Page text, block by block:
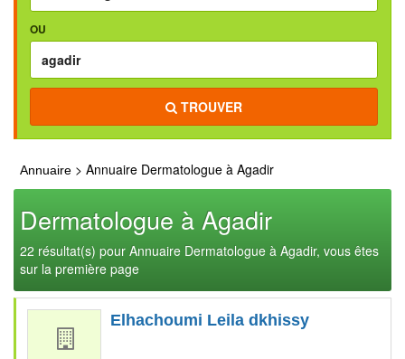
OU
TROUVER
Annuaire > Annuaire Dermatologue à Agadir
Dermatologue à Agadir
22 résultat(s) pour Annuaire Dermatologue à Agadir, vous êtes
sur la première page
Elhachoumi Leila dkhissy